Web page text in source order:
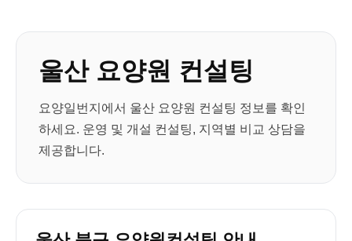
울산 요양원 컨설팅
요양일번지에서 울산 요양원 컨설팅 정보를 확인
하세요. 운영 및 개설 컨설팅, 지역별 비교 상담을
제공합니다.